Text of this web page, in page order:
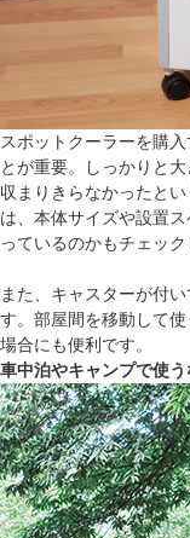
スポットクーラーを購
とが重要。しっかりと
収まりきらなかったと
は、本体サイズや設置
っているのかもチェッ
また、キャスターが付
す。部屋間を移動して
場合にも便利です。
車中泊やキャンプで使